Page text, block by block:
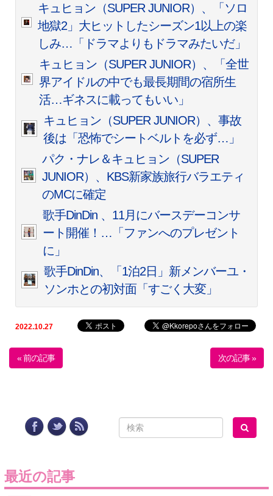
キュヒョン（SUPER JUNIOR）、「ソロ
地獄2」大ヒットしたシーズン1以上の楽
しみ…「ドラマよりもドラマみたいだ」
キュヒョン（SUPER JUNIOR）、「全世
界アイドルの中でも最長期間の宿所生
活…ギネスに載ってもいい」
キュヒョン（SUPER JUNIOR）、事故
後は「恐怖でシートベルトを必ず…」
パク・ナレ＆キュヒョン（SUPER
JUNIOR）、KBS新家族旅行バラエティ
のMCに確定
歌手DinDin 、11月にバースデーコンサ
ート開催！…「ファンへのプレゼント
に」
歌手DinDin、「1泊2日」新メンバーユ・
ソンホとの初対面「すごく大変」
2022.10.27
« 前の記事 次の記事 »
最近の記事